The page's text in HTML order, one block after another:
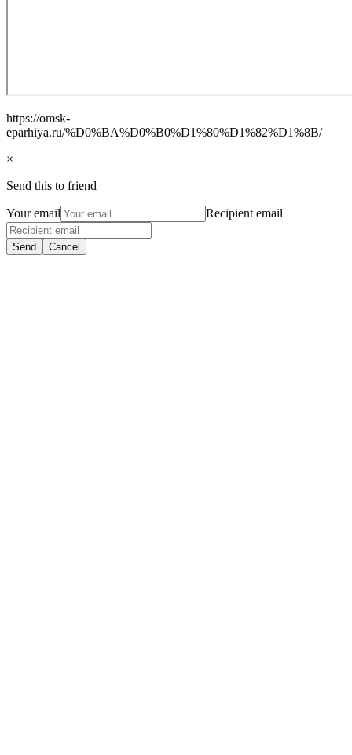
https://omsk-
eparhiya.ru/%D0%BA%D0%B0%D1%80%D1%82%D1%8B/
×
Send this to friend
Your email Recipient email
Send Cancel